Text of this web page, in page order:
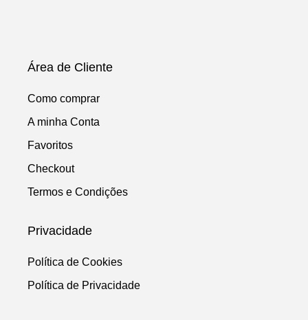
Área de Cliente
Como comprar
A minha Conta
Favoritos
Checkout
Termos e Condições
Privacidade
Política de Cookies
Política de Privacidade